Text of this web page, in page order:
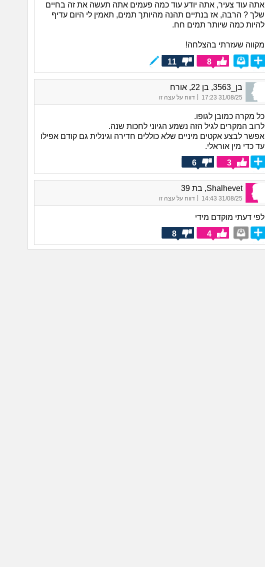
אתה עוד צעיר, אתה יודע עוד כמה פעמים אתה תעשה את זה בחיים
שלך ? הרבה, אז בנתיים תהנה מהיותך תמים, תאמין לי היום עדיף
להיות כמה שיותר תמים חח.
מקווה שעזרתי בהצלחה!
8
11
בן_3563, בן 22, אורח
31/08/25 17:23
| דווח על עצה זו
כל מקרה כמובן לגופו.
לרוב המקרים לגיל הזה נשמע הגיוני לחכות שנה.
אפשר לבצע אקטים מיניים שלא כוללים חדירה וגינלית גם קודם אפילו
עד כדי מין אוראלי.
3
6
Shalhevet, בת 39
31/08/25 14:43 דווח על עצה זו
לפי דעתי מוקדם מידי
4
8